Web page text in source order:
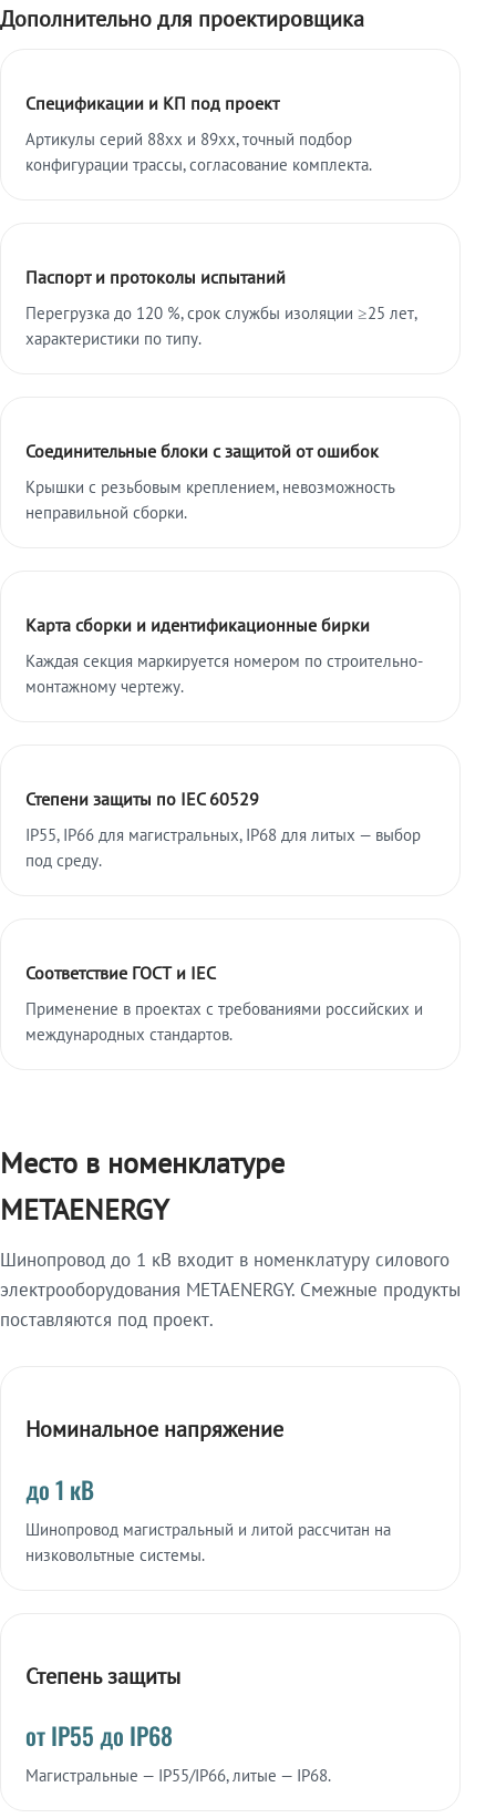
Дополнительно для проектировщика
Спецификации и КП под проект
Артикулы серий 88xx и 89xx, точный подбор
конфигурации трассы, согласование комплекта.
Паспорт и протоколы испытаний
Перегрузка до 120 %, срок службы изоляции ≥25 лет,
характеристики по типу.
Соединительные блоки с защитой от ошибок
Крышки с резьбовым креплением, невозможность
неправильной сборки.
Карта сборки и идентификационные бирки
Каждая секция маркируется номером по строительно-
монтажному чертежу.
Степени защиты по IEC 60529
IP55, IP66 для магистральных, IP68 для литых — выбор
под среду.
Соответствие ГОСТ и IEC
Применение в проектах с требованиями российских и
международных стандартов.
Место в номенклатуре
METAENERGY
Шинопровод до 1 кВ входит в номенклатуру силового
электрооборудования METAENERGY. Смежные продукты
поставляются под проект.
Номинальное напряжение
до 1 кВ
Шинопровод магистральный и литой рассчитан на
низковольтные системы.
Степень защиты
от IP55 до IP68
Магистральные — IP55/IP66, литые — IP68.